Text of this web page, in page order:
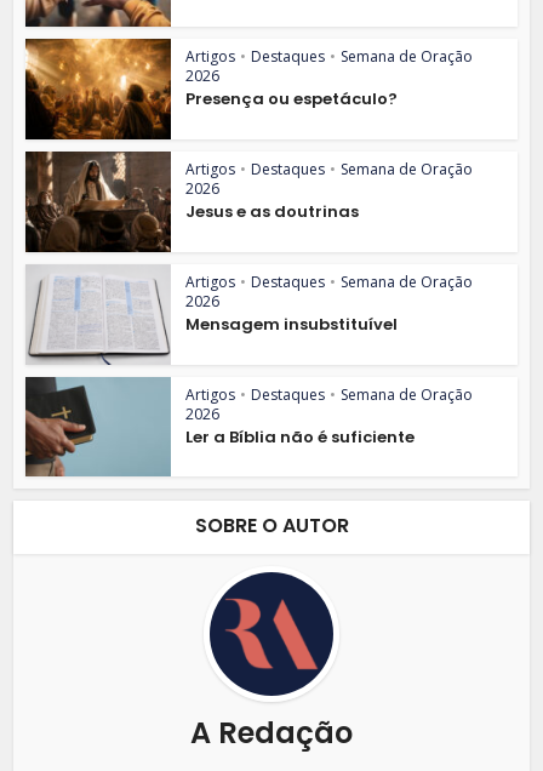
Artigos • Destaques • Semana de Oração
2026
Presença ou espetáculo?
Artigos • Destaques • Semana de Oração
2026
Jesus e as doutrinas
Artigos • Destaques • Semana de Oração
2026
Mensagem insubstituível
Artigos • Destaques • Semana de Oração
2026
Ler a Bíblia não é suficiente
SOBRE O AUTOR
A Redação